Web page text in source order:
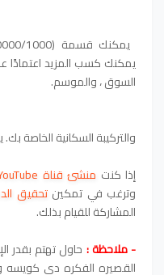
يمكنك كسب المزيد
السوق ، والموسم.
والتركيبة السكانية الخاصة بك. يمكن
إذا كنت منشئ قناة YouTube
وترغب في تمكينتحقيق
المشاركة للقيام بذلك.
- ملاحظة : حاول تهتم بقدر
القصيره الفكره دى كويسه